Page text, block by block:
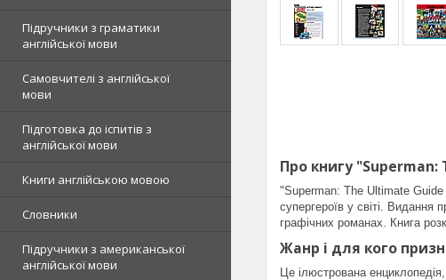
Підручники з граматики
англійської мови
Самовчителі з англійської
мови
Підготовка до іспитів з
англійської мови
Книги англійською мовою
Словники
Підручники з американської
англійської мови
Про книгу
"Superman: The Ultimate
супергероїв у світі. Видання
графічних романах. Книга
Жанр і для кого
Це ілюстрована